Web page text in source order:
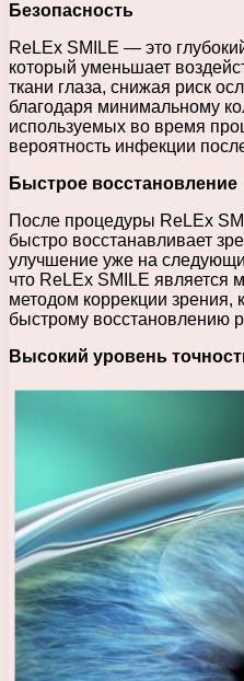
Безопасность
ReLEx SMILE — это
который уменьшает
ткани глаза, снижая риск
благодаря минимальному
используемых во время
вероятность инфекции
Быстрое восстановление
После процедуры ReLEx
быстро восстанавливает
улучшение уже на
что ReLEx SMILE является
методом коррекции зрения,
быстрому восстановлению
Высокий уровень